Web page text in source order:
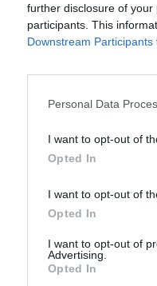
further disclosure of your
participants. This
Downstream Participants
Personal Data
I want to opt-out of
Opted In
I want to opt-out of
Opted In
I want to opt-out of
Advertising.
Opted In